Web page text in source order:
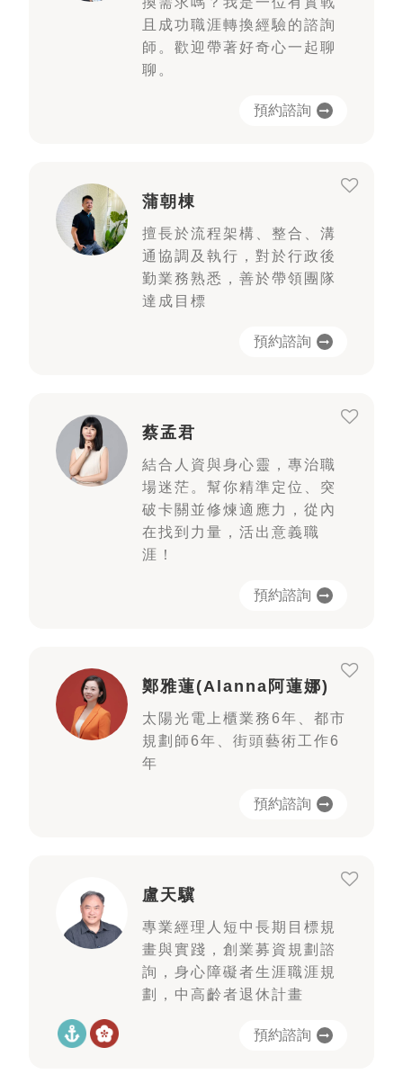
且成功職涯轉換經驗的諮詢
師。歡迎帶著好奇心一起聊
聊。
預約諮詢
蒲朝棟
擅長於流程架構、整合、溝
通協調及執行，對於行政後
勤業務熟悉，善於帶領團隊
達成目標
預約諮詢
蔡孟君
結合人資與身心靈，專治職
場迷茫。幫你精準定位、突
破卡關並修煉適應力，從內
在找到力量，活出意義職
涯！
預約諮詢
鄭雅蓮(Alanna阿蓮娜)
太陽光電上櫃業務6年、都市
規劃師6年、街頭藝術工作6
年
預約諮詢
盧天驥
專業經理人短中長期目標規
畫與實踐，創業募資規劃諮
詢，身心障礙者生涯職涯規
劃，中高齡者退休計畫
預約諮詢